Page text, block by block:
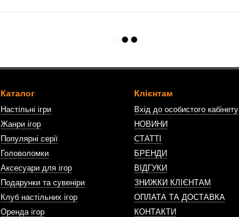
Каталог
Настільні ігри
Жанри ігор
Популярні серії
Головоломки
Аксесуари для ігор
Подарунки та сувеніри
Клуб настільних ігор
Оренда ігор
Клієнтам
Вхід до особистого кабінету
НОВИНИ
СТАТТІ
БРЕНДИ
ВІДГУКИ
ЗНИЖКИ КЛІЄНТАМ
ОПЛАТА ТА ДОСТАВКА
КОНТАКТИ